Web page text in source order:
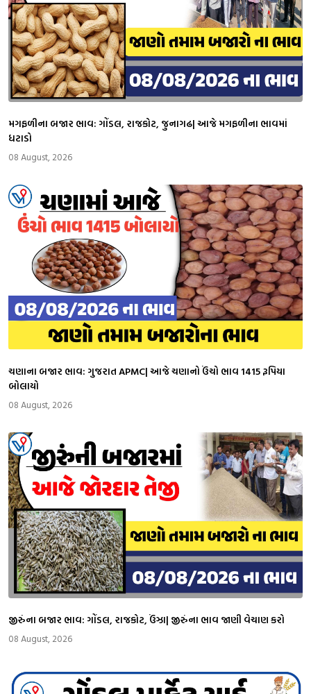
મગફળીના બજાર ભાવ: ગોંડલ, રાજકોટ, જુનાગઢ| આજે મગફળીના ભાવમાં
ધટાડો
08 August, 2026
ચણાના બજાર ભાવ: ગુજરાત APMC| આજે ચણાનો ઉંચો ભાવ 1415 રૂપિયા
બોલાયો
08 August, 2026
જીરુંના બજાર ભાવ: ગોંડલ, રાજકોટ, ઉંઝા| જીરુંના ભાવ જાણી વેચાણ કરો
08 August, 2026